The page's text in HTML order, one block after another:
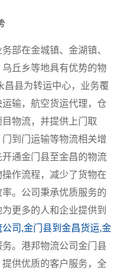
部在金城镇、金湖镇、
丘乡等地具有优势的物
昌县为转运中心，业务覆
输，航空货运代理，仓
物流，并提供上门取
到门运输等物流相关增
通金门县至金昌的物流
作流程，减少了货物在
。公司秉承优质服务的
更多的人和企业提供到
司,金门县到金昌货运,金
务。港邦物流公司金门县
供优质的客户服务，全